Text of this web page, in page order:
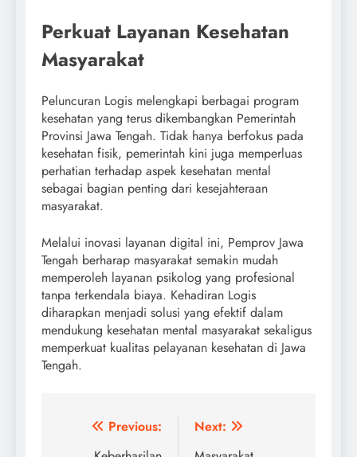
Perkuat Layanan Kesehatan
Masyarakat
Peluncuran Logis melengkapi berbagai program
kesehatan yang terus dikembangkan Pemerintah
Provinsi Jawa Tengah. Tidak hanya berfokus pada
kesehatan fisik, pemerintah kini juga memperluas
perhatian terhadap aspek kesehatan mental
sebagai bagian penting dari kesejahteraan
masyarakat.
Melalui inovasi layanan digital ini, Pemprov Jawa
Tengah berharap masyarakat semakin mudah
memperoleh layanan psikolog yang profesional
tanpa terkendala biaya. Kehadiran Logis
diharapkan menjadi solusi yang efektif dalam
mendukung kesehatan mental masyarakat sekaligus
memperkuat kualitas pelayanan kesehatan di Jawa
Tengah.
Post
Previous:
Next: